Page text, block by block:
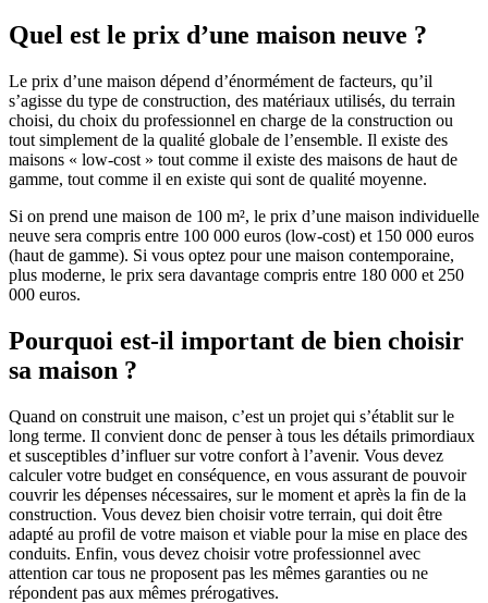
Quel est le prix d’une maison neuve ?
Le prix d’une maison dépend d’énormément de facteurs, qu’il
s’agisse du type de construction, des matériaux utilisés, du terrain
choisi, du choix du professionnel en charge de la construction ou
tout simplement de la qualité globale de l’ensemble. Il existe des
maisons « low-cost » tout comme il existe des maisons de haut de
gamme, tout comme il en existe qui sont de qualité moyenne.
Si on prend une maison de 100 m², le prix d’une maison individuelle
neuve sera compris entre 100 000 euros (low-cost) et 150 000 euros
(haut de gamme). Si vous optez pour une maison contemporaine,
plus moderne, le prix sera davantage compris entre 180 000 et 250
000 euros.
Pourquoi est-il important de bien choisir
sa maison ?
Quand on construit une maison, c’est un projet qui s’établit sur le
long terme. Il convient donc de penser à tous les détails primordiaux
et susceptibles d’influer sur votre confort à l’avenir. Vous devez
calculer votre budget en conséquence, en vous assurant de pouvoir
couvrir les dépenses nécessaires, sur le moment et après la fin de la
construction. Vous devez bien choisir votre terrain, qui doit être
adapté au profil de votre maison et viable pour la mise en place des
conduits. Enfin, vous devez choisir votre professionnel avec
attention car tous ne proposent pas les mêmes garanties ou ne
répondent pas aux mêmes prérogatives.